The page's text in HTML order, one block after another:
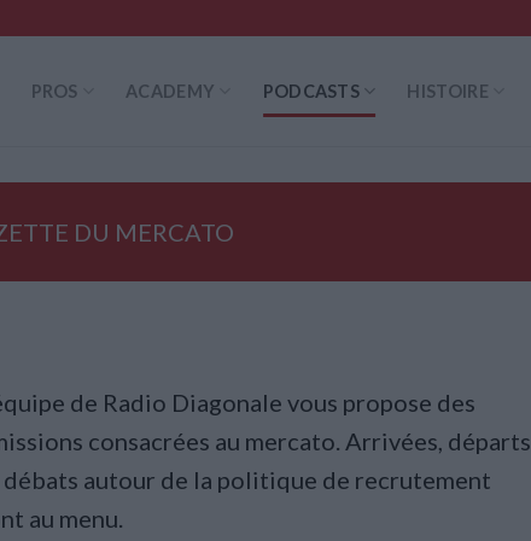
PROS ACADEMY PODCASTS HISTOIRE
DU MERCATO
de Radio Diagonale vous propose des
consacrées au mercato. Arrivées, départs
autour de la politique de recrutement
au menu.